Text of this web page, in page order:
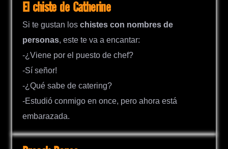
El chiste de Catherine
Si te gustan los chistes con nombres de
personas, este te va a encantar:
-¿Viene por el puesto de chef?
-Sí señor!
-¿Qué sabe de catering?
-Estudió conmigo en once, pero ahora está
embarazada.